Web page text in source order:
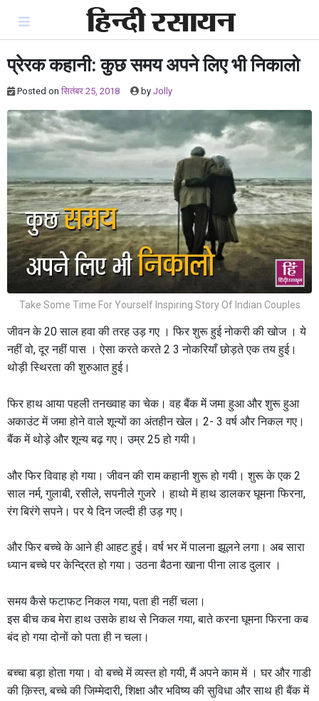
content
प्रेरक कहानी: कुछ समय अपने लिए भी निकालो
Posted on सितंबर 25, 2018 by Jolly
Take Some Time For Yourself Inspiring Story Of Indian Couples
जीवन के 20 साल हवा की तरह उड़ गए । फिर शुरू हुई नोकरी की खोज । ये
नहीं वो, दूर नहीं पास । ऐसा करते करते 2 3 नोकरियाँ छोड़ते एक तय हुई।
थोड़ी स्थिरता की शुरुआत हुई।
फिर हाथ आया पहली तनख्वाह का चेक। वह बैंक में जमा हुआ और शुरू हुआ
अकाउंट में जमा होने वाले शून्यों का अंतहीन खेल। 2- 3 वर्ष और निकल गए।
बैंक में थोड़े और शून्य बढ़ गए। उम्र 25 हो गयी।
और फिर विवाह हो गया। जीवन की राम कहानी शुरू हो गयी। शुरू के एक 2
साल नर्म, गुलाबी, रसीले, सपनीले गुजरे । हाथो में हाथ डालकर घूमना फिरना,
रंग बिरंगे सपने। पर ये दिन जल्दी ही उड़ गए।
और फिर बच्चे के आने ही आहट हुई। वर्ष भर में पालना झूलने लगा। अब सारा
ध्यान बच्चे पर केन्द्रित हो गया। उठना बैठना खाना पीना लाड दुलार ।
समय कैसे फटाफट निकल गया, पता ही नहीं चला।
इस बीच कब मेरा हाथ उसके हाथ से निकल गया, बाते करना घूमना फिरना कब
बंद हो गया दोनों को पता ही न चला।
बच्चा बड़ा होता गया। वो बच्चे में व्यस्त हो गयी, मैं अपने काम में । घर और गाडी
की क़िस्त, बच्चे की जिम्मेदारी, शिक्षा और भविष्य की सुविधा और साथ ही बैंक में